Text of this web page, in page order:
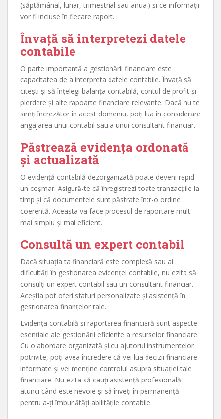
(săptămânal, lunar, trimestrial sau anual) și ce informații
vor fi incluse în fiecare raport.
Învață să interpretezi datele
contabile
O parte importantă a gestionării financiare este
capacitatea de a interpreta datele contabile. Învață să
citești și să înțelegi balanța contabilă, contul de profit și
pierdere și alte rapoarte financiare relevante. Dacă nu te
simți încrezător în acest domeniu, poți lua în considerare
angajarea unui contabil sau a unui consultant financiar.
Păstrează evidența ordonată
și actualizată
O evidență contabilă dezorganizată poate deveni rapid
un coșmar. Asigură-te că înregistrezi toate tranzacțiile la
timp și că documentele sunt păstrate într-o ordine
coerentă. Aceasta va face procesul de raportare mult
mai simplu și mai eficient.
Consultă un expert contabil
Dacă situația ta financiară este complexă sau ai
dificultăți în gestionarea evidenței contabile, nu ezita să
consulți un expert contabil sau un consultant financiar.
Aceștia pot oferi sfaturi personalizate și asistență în
gestionarea finanțelor tale.
Evidența contabilă și raportarea financiară sunt aspecte
esențiale ale gestionării eficiente a resurselor financiare.
Cu o abordare organizată și cu ajutorul instrumentelor
potrivite, poți avea încredere că vei lua decizii financiare
informate și vei menține controlul asupra situației tale
financiare. Nu ezita să cauți asistență profesională
atunci când este nevoie și să înveți în permanență
pentru a-ți îmbunătăți abilitățile contabile.